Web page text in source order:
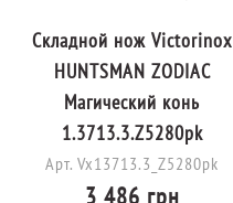
Складной нож Victorinox
HUNTSMAN ZODIAC
Магический конь
1.3713.3.Z5280pk
Арт. Vx13713.3_Z5280pk
3 486 грн